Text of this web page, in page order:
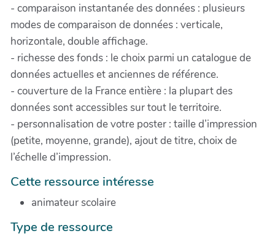
- comparaison instantanée des données : plusieurs
modes de comparaison de données : verticale,
horizontale, double affichage.
- richesse des fonds : le choix parmi un catalogue de
données actuelles et anciennes de référence.
- couverture de la France entière : la plupart des
données sont accessibles sur tout le territoire.
- personnalisation de votre poster : taille d’impression
(petite, moyenne, grande), ajout de titre, choix de
l’échelle d’impression.
Cette ressource intéresse
animateur scolaire
Type de ressource